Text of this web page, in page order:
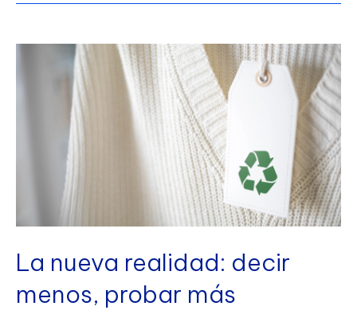
La nueva realidad: decir
menos, probar más